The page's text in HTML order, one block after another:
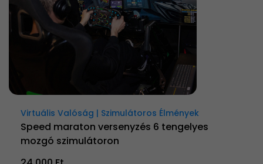
Virtuális Valóság | Szimulátoros Élmények
Speed maraton versenyzés 6 tengelyes
mozgó szimulátoron